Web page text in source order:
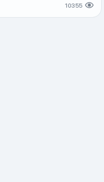
10355